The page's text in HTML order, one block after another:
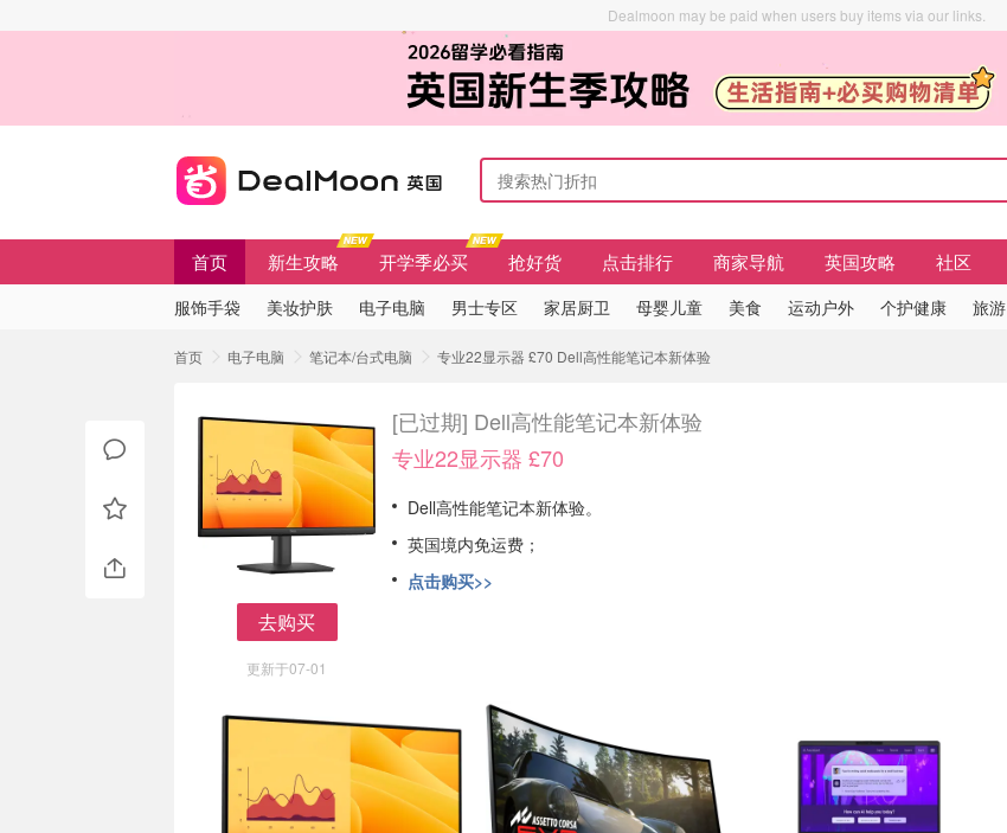
Dealmoon may be paid when users buy items via our links.
首页 新生攻略 开学季必买 抢好货 点击排行 商家导航 英国攻略 社区
服饰手袋 美妆护肤 电子电脑 男士专区 家居厨卫 母婴儿童 美食 运动户外 个护健康 旅游
首页 电子电脑 笔记本/台式电脑 专业22显示器 £70 Dell高性能笔记本新体验
去购买
更新于07-01
[已过期] Dell高性能笔记本新体验
专业22显示器 £70
Dell高性能笔记本新体验。
英国境内免运费；
点击购买>>